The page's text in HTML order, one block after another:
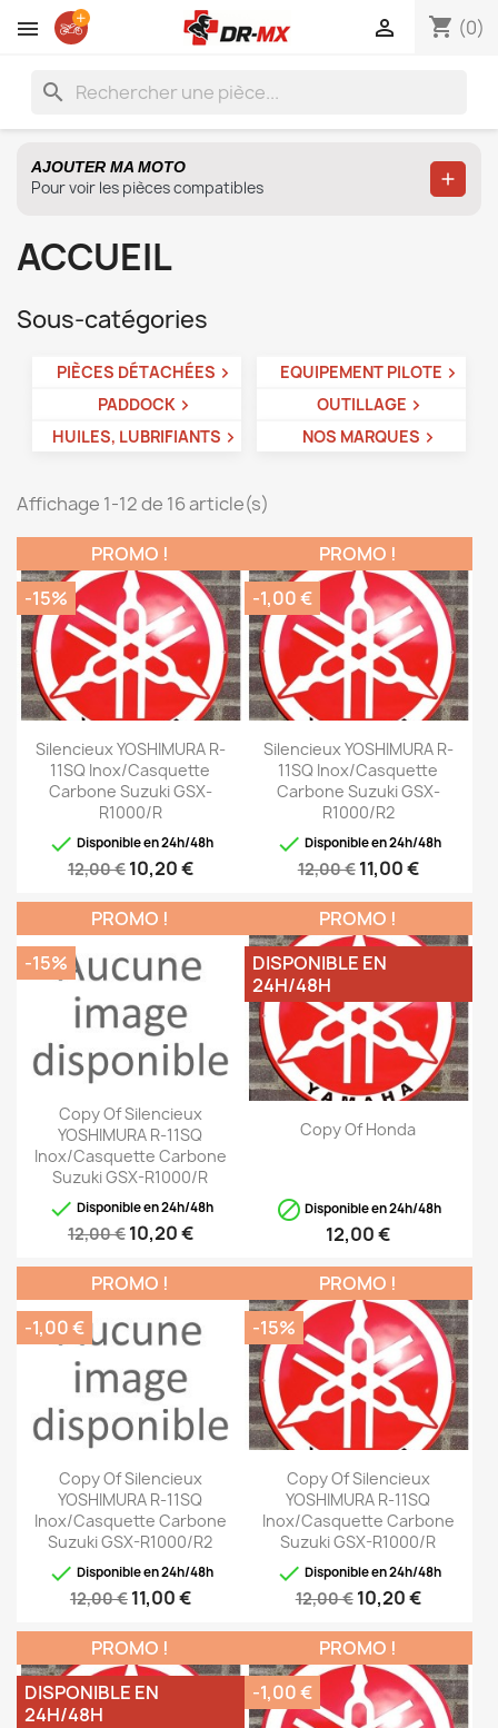
shopping_cart (0)

search
Pour voir les pièces compatibles
AJOUTER MA MOTO
ACCUEIL
Sous-catégories
PIÈCES DÉTACHÉES
EQUIPEMENT PILOTE
PADDOCK
OUTILLAGE
HUILES, LUBRIFIANTS
NOS MARQUES
Affichage 1-12 de 16 article(s)
Silencieux YOSHIMURA R-
11SQ Inox/casquette
Carbone Suzuki GSX-
R1000/R
 Disponible en 24h/48h
12,00 € 10,20 €
PROMO !
-15%
Silencieux YOSHIMURA R-
11SQ Inox/casquette
Carbone Suzuki GSX-
R1000/R2
 Disponible en 24h/48h
12,00 € 11,00 €
PROMO !
-1,00 €
Copy Of Silencieux
YOSHIMURA R-11SQ
Inox/casquette Carbone
Suzuki GSX-R1000/R
 Disponible en 24h/48h
12,00 € 10,20 €
PROMO !
-15%
Copy Of Honda
 Disponible en 24h/48h
12,00 €
PROMO !
DISPONIBLE EN
24H/48H
Copy Of Silencieux
YOSHIMURA R-11SQ
Inox/casquette Carbone
Suzuki GSX-R1000/R2
 Disponible en 24h/48h
12,00 € 11,00 €
PROMO !
-1,00 €
Copy Of Silencieux
YOSHIMURA R-11SQ
Inox/casquette Carbone
Suzuki GSX-R1000/R
 Disponible en 24h/48h
12,00 € 10,20 €
PROMO !
-15%
PROMO !
DISPONIBLE EN
24H/48H
PROMO !
-1,00 €